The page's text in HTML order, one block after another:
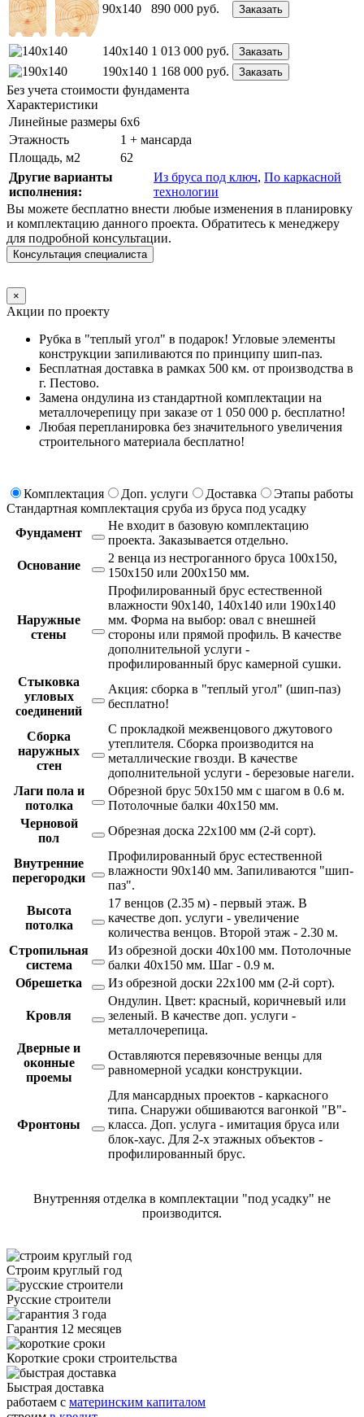
90x140 890 000 руб. Заказать
140x140 1 013 000 руб. Заказать
190x140 1 168 000 руб. Заказать
Без учета стоимости фундамента
Характеристики
Линейные размеры 6х6
Этажность
1 + мансарда
Площадь, м2
62
Другие варианты
исполнения:
Из бруса под ключ, По каркасной
технологии
Вы можете бесплатно внести любые изменения в планировку
и комплектацию данного проекта. Обратитесь к менеджеру
для подробной консультации.
Консультация специалиста
×
Акции по проекту
Рубка в "теплый угол" в подарок! Угловые элементы
конструкции запиливаются по принципу шип-паз.
Бесплатная доставка в рамках 500 км. от производства в
г. Пестово.
Замена ондулина из стандартной комплектации на
металлочерепицу при заказе от 1 050 000 р. бесплатно!
Любая перепланировка без значительного увеличения
строительного материала бесплатно!
Комплектация Доп. услуги Доставка
Этапы работы
Стандартная комплектация сруба из бруса под усадку
Фундамент
Не входит в базовую комплектацию
проекта. Заказывается отдельно.
Основание
2 венца из нестроганного бруса 100х150,
150х150 или 200х150 мм.
Наружные
стены
Профилированный брус естественной
влажности 90х140, 140х140 или 190х140
мм. Форма на выбор: овал с внешней
стороны или прямой профиль. В качестве
дополнительной услуги -
профилированный брус камерной сушки.
Стыковка
угловых
соединений
Акция: сборка в "теплый угол" (шип-паз)
бесплатно!
Сборка
наружных
стен
С прокладкой межвенцового джутового
утеплителя. Сборка производится на
металлические гвозди. В качестве
дополнительной услуги - березовые нагели.
Лаги пола и
потолка
Обрезной брус 50х150 мм с шагом в 0.6 м.
Потолочные балки 40х150 мм.
Черновой
пол
Обрезная доска 22х100 мм (2-й сорт).
Внутренние
перегородки
Профилированный брус естественной
влажности 90х140 мм. Запиливаются "шип-
паз".
Высота
потолка
17 венцов (2.35 м) - первый этаж. В
качестве доп. услуги - увеличение
количества венцов. Второй этаж - 2.30 м.
Стропильная
система
Из обрезной доски 40х100 мм. Потолочные
балки 40х150 мм. Шаг - 0.9 м.
Обрешетка
Из обрезной доски 22х100 мм (2-й сорт).
Кровля
Ондулин. Цвет: красный, коричневый или
зеленый. В качестве доп. услуги -
металлочерепица.
Дверные и
оконные
проемы
Оставляются перевязочные венцы для
равномерной усадки конструкции.
Фронтоны
Для мансардных проектов - каркасного
типа. Снаружи обшиваются вагонкой "В"-
класса. Доп. услуга - имитация бруса или
блок-хаус. Для 2-х этажных объектов -
профилированный брус.
Внутренняя отделка в комплектации "под усадку" не
производится.
Строим круглый год
Русские строители
Гарантия 12 месяцев
Короткие сроки строительства
Быстрая доставка
работаем с материнским капиталом